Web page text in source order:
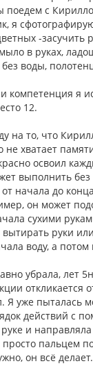
поедем с
я
-засучить
в руках,
воды,
компетенция я
12.
на то, что
не хватает
освоил
выполнить
начала до
он может
сухими
руки
воду, а потом
убрала, лет
откликается
Я уже пыталась
действий с
руке и
пальцем
он всё